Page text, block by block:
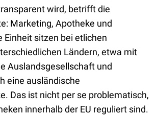
wird, betrifft die
Marketing, Apotheke und
Einheit sitzen bei etlichen
Ländern, etwa mit
Auslandsgesellschaft und
eine ausländische
Das ist nicht per se problematisch,
innerhalb der EU reguliert sind.